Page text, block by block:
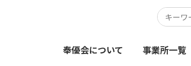
奉優会について 事業所一覧